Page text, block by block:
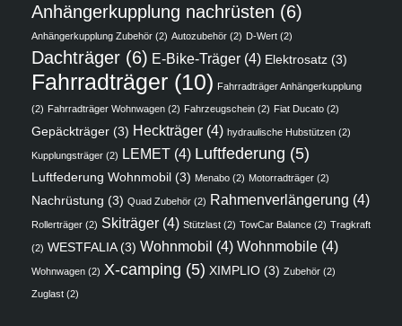
Anhängerkupplung nachrüsten (6)
Anhängerkupplung Zubehör (2) Autozubehör (2) D-Wert (2)
Dachträger (6) E-Bike-Träger (4) Elektrosatz (3)
Fahrradträger (10) Fahrradträger Anhängerkupplung
(2) Fahrradträger Wohnwagen (2) Fahrzeugschein (2) Fiat Ducato (2)
Gepäckträger (3) Heckträger (4) hydraulische Hubstützen (2)
Kupplungsträger (2) LEMET (4) Luftfederung (5)
Luftfederung Wohnmobil (3) Menabo (2) Motorradträger (2)
Nachrüstung (3) Quad Zubehör (2) Rahmenverlängerung (4)
Rollerträger (2) Skiträger (4) Stützlast (2) TowCar Balance (2) Tragkraft
(2) WESTFALIA(3) Wohnmobil (4) Wohnmobile (4)
Wohnwagen (2) X-camping (5) XIMPLIO (3) Zubehör (2)
Zuglast (2)